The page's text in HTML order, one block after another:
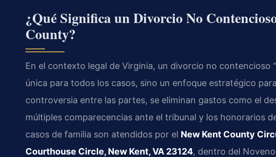
¿Qué Significa un Divorcio No
County?
En el contexto legal de Virginia, un divorcio no contencioso
única para todos los casos, sino un enfoque estratégico
controversia entre las partes, se eliminan gastos como el
múltiples comparecencias ante el tribunal y los honorarios
casos de familia son atendidos por el New Kent County
Courthouse Circle, New Kent, VA 23124, dentro del